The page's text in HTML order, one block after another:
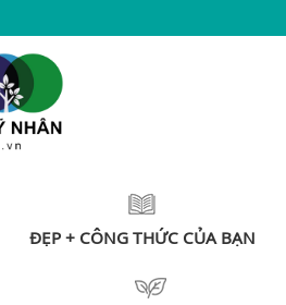
ĐẸP + CÔNG THỨC CỦA BẠN